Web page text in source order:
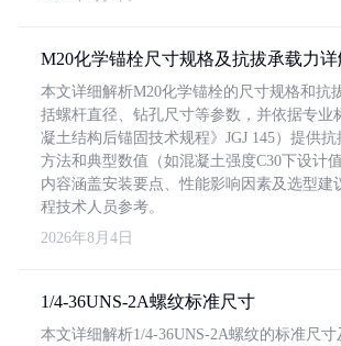
M20化学锚栓尺寸规格及抗拔承载力详
本文详细解析M20化学锚栓的尺寸规格和抗
括螺杆直径、钻孔尺寸等参数，并依据专业
凝土结构后锚固技术规程》JGJ 145）提供
方法和典型数值（如混凝土强度C30下设计值
内容涵盖安装要点、性能影响因素及选型建
程技术人员参考。
2026年8月4日
1/4-36UNS-2A螺纹标准尺寸
本文详细解析1/4-36UNS-2A螺纹的标准尺寸